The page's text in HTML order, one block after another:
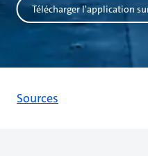
Télécharger l'application
Sources